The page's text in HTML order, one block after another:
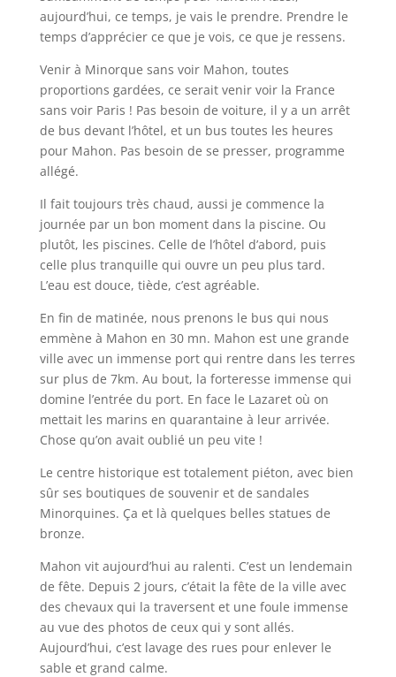
aujourd’hui, ce temps, je vais le prendre. Prendre le
temps d’apprécier ce que je vois, ce que je ressens.
Venir à Minorque sans voir Mahon, toutes
proportions gardées, ce serait venir voir la France
sans voir Paris ! Pas besoin de voiture, il y a un arrêt
de bus devant l’hôtel, et un bus toutes les heures
pour Mahon. Pas besoin de se presser, programme
allégé.
Il fait toujours très chaud, aussi je commence la
journée par un bon moment dans la piscine. Ou
plutôt, les piscines. Celle de l’hôtel d’abord, puis
celle plus tranquille qui ouvre un peu plus tard.
L’eau est douce, tiède, c’est agréable.
En fin de matinée, nous prenons le bus qui nous
emmène à Mahon en 30 mn. Mahon est une grande
ville avec un immense port qui rentre dans les terres
sur plus de 7km. Au bout, la forteresse immense qui
domine l’entrée du port. En face le Lazaret où on
mettait les marins en quarantaine à leur arrivée.
Chose qu’on avait oublié un peu vite !
Le centre historique est totalement piéton, avec bien
sûr ses boutiques de souvenir et de sandales
Minorquines. Ça et là quelques belles statues de
bronze.
Mahon vit aujourd’hui au ralenti. C’est un lendemain
de fête. Depuis 2 jours, c’était la fête de la ville avec
des chevaux qui la traversent et une foule immense
au vue des photos de ceux qui y sont allés.
Aujourd’hui, c’est lavage des rues pour enlever le
sable et grand calme.